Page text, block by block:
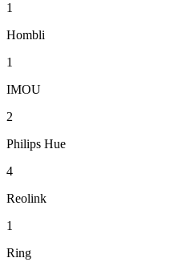
1
Hombli
1
IMOU
2
Philips Hue
4
Reolink
1
Ring